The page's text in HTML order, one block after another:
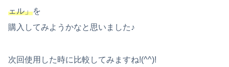
ェル」を
購入してみようかなと思いました♪
次回使用した時に比較してみますね!(^^)!